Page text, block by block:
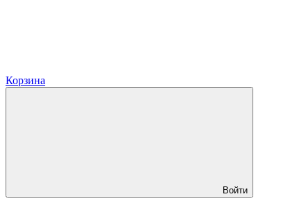
Корзина
Войти